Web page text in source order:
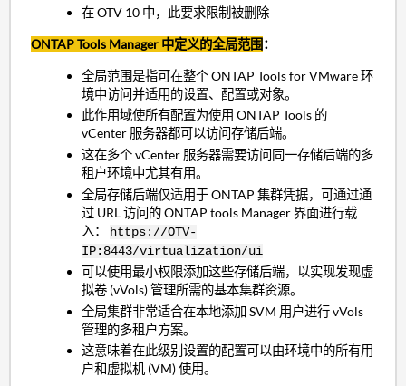
在 OTV 10 中，此要求限制被删除
ONTAP Tools Manager 中定义的全局范围 ：
全局范围是指可在整个 ONTAP Tools for VMware 环
境中访问并适用的设置、配置或对象。
此作用域使所有配置为使用 ONTAP Tools 的
vCenter 服务器都可以访问存储后端。
这在多个 vCenter 服务器需要访问同一存储后端的多
租户环境中尤其有用。
全局存储后端仅适用于 ONTAP 集群凭据，可通过通
过 URL 访问的 ONTAP tools Manager 界面进行载
入：
https://OTV-
IP:8443/virtualization/ui
可以使用最小权限添加这些存储后端，以实现发现虚
拟卷 (vVols) 管理所需的基本集群资源。
全局集群非常适合在本地添加 SVM 用户进行 vVols
管理的多租户方案。
这意味着在此级别设置的配置可以由环境中的所有用
户和虚拟机 (VM) 使用。